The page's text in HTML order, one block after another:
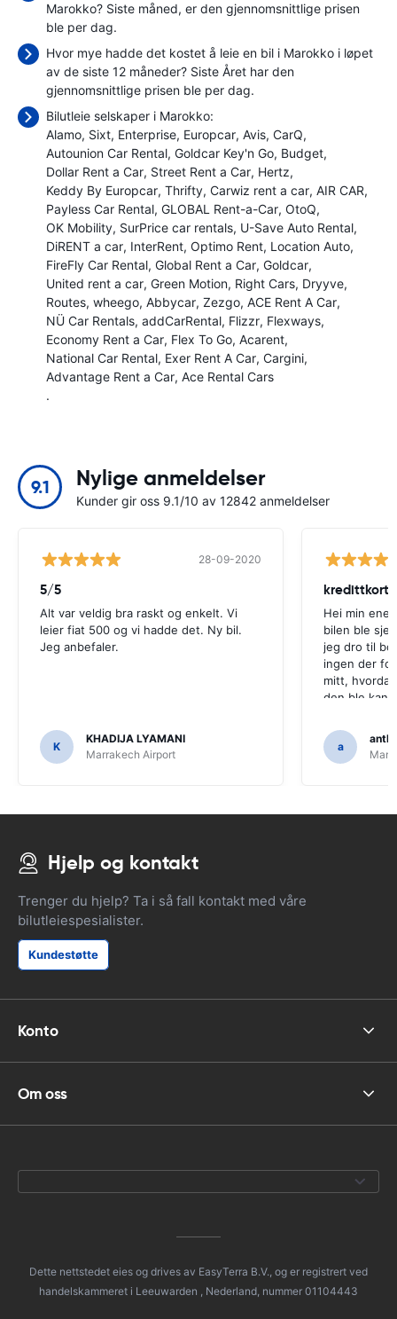
Marokko? Siste måned, er den gjennomsnittlige prisen
ble per dag.
Hvor mye hadde det kostet å leie en bil i Marokko i løpet
av de siste 12 måneder? Siste Året har den
gjennomsnittlige prisen ble per dag.
Bilutleie selskaper i Marokko:
Alamo Sixt Enterprise Europcar Avis CarQ
Autounion Car Rental Goldcar Key'n Go Budget
Dollar Rent a Car Street Rent a Car Hertz
Keddy By Europcar Thrifty Carwiz rent a car AIR CAR
Payless Car Rental GLOBAL Rent-a-Car OtoQ
OK Mobility SurPrice car rentals U-Save Auto Rental
DiRENT a car InterRent Optimo Rent Location Auto
FireFly Car Rental Global Rent a Car Goldcar
United rent a car Green Motion Right Cars Dryyve
Routes wheego Abbycar Zezgo ACE Rent A Car
NÜ Car Rentals addCarRental Flizzr Flexways
Economy Rent a Car Flex To Go Acarent
National Car Rental Exer Rent A Car Cargini
Advantage Rent a Car Ace Rental Cars
.
9.1 Nylige anmeldelser
Kunder gir oss 9.1/10 av 12842 anmeldelser
28-09-2020
5/5
Alt var veldig bra raskt og enkelt. Vi
leier fiat 500 og vi hadde det. Ny bil.
Jeg anbefaler.
K
KHADIJA LYAMANI
Marrakech Airport
kredittkort
Hei min
bilen ble
jeg dro til
ingen der
mitt,
den ble
a
Hjelp og kontakt
Trenger du hjelp? Ta i så fall kontakt med våre
bilutleiespesialister.
Kundestøtte
Konto
Om oss
Dette nettstedet eies og drives av EasyTerra B.V., og er registrert ved
handelskammeret i Leeuwarden , Nederland, nummer 01104443